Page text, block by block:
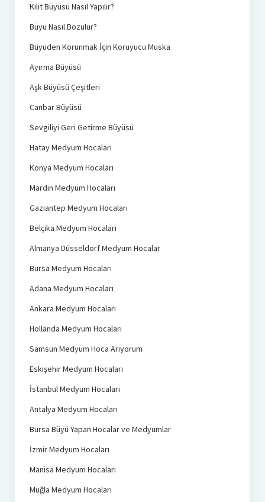
Kilit Büyüsü Nasıl Yapılır?
Büyü Nasıl Bozulur?
Büyüden Korunmak İçin Koruyucu Muska
Ayırma Büyüsü
Aşk Büyüsü Çeşitleri
Canbar Büyüsü
Sevgiliyi Geri Getirme Büyüsü
Hatay Medyum Hocaları
Konya Medyum Hocaları
Mardin Medyum Hocaları
Gaziantep Medyum Hocaları
Belçika Medyum Hocaları
Almanya Düsseldorf Medyum Hocalar
Bursa Medyum Hocaları
Adana Medyum Hocaları
Ankara Medyum Hocaları
Hollanda Medyum Hocaları
Samsun Medyum Hoca Arıyorum
Eskişehir Medyum Hocaları
İstanbul Medyum Hocaları
Antalya Medyum Hocaları
Bursa Büyü Yapan Hocalar ve Medyumlar
İzmir Medyum Hocaları
Manisa Medyum Hocaları
Muğla Medyum Hocaları